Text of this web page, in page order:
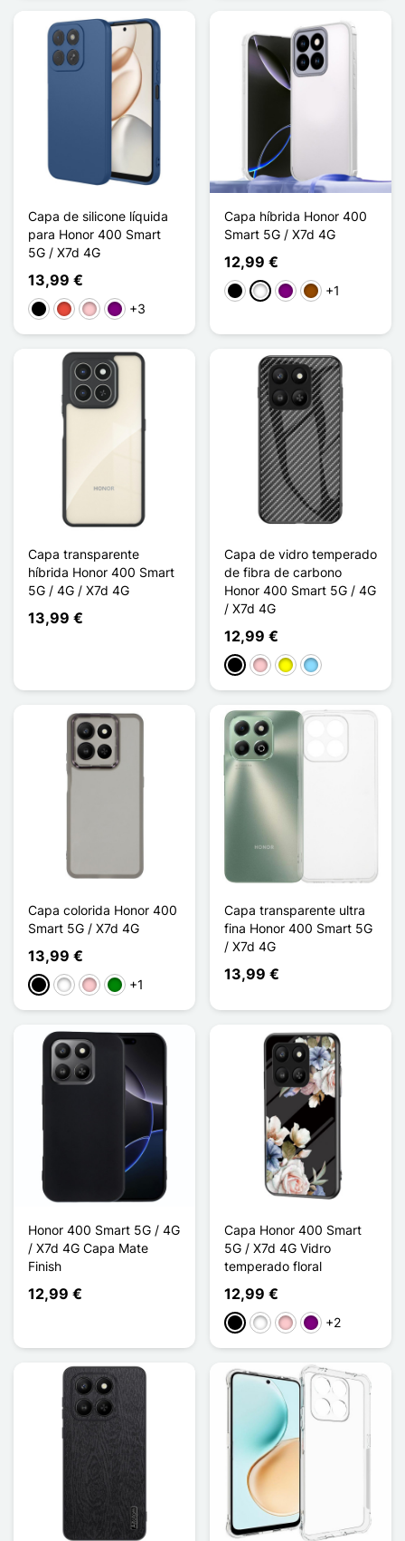
Capa de silicone líquida
para Honor 400 Smart
5G / X7d 4G
13,99 €
PretoVermelho
RosaPúrpura
+3
Capa híbrida Honor 400
Smart 5G / X7d 4G
12,99 €
PretoBrancoPúrpuraCastanho
+1
Capa transparente
híbrida Honor 400 Smart
5G / 4G / X7d 4G
13,99 €
Capa de vidro temperado
de fibra de carbono
Honor 400 Smart 5G / 4G
/ X7d 4G
12,99 €
PretoRosaAmareloAzul Claro
Capa colorida Honor 400
Smart 5G / X7d 4G
13,99 €
PretoBrancoRosaVerde
+1
Capa transparente ultra
fina Honor 400 Smart 5G
/ X7d 4G
13,99 €
Honor 400 Smart 5G / 4G
/ X7d 4G Capa Mate
Finish
12,99 €
Capa Honor 400 Smart
5G / X7d 4G Vidro
temperado floral
12,99 €
PretoBrancoRosaPúrpura
+2